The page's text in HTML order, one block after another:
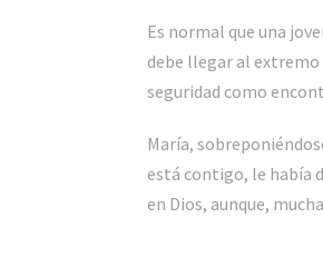
Es normal que una
debe llegar al extremo
seguridad como
María,
está contigo, le había
en Dios, aunque,